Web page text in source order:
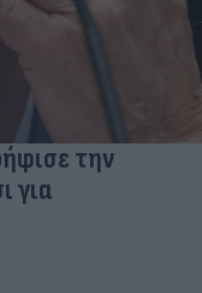
την
για